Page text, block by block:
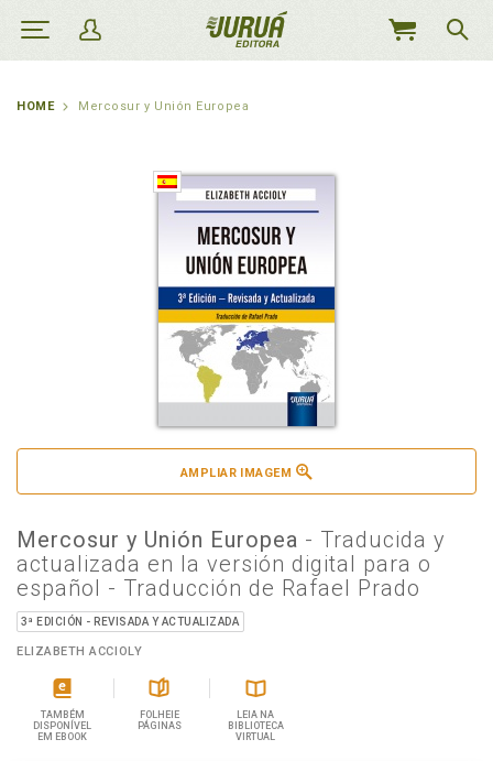
MEU
HOME Mercosur y Unión Europea
AMPLIAR IMAGEM
Mercosur y Unión Europea - Traducida y
actualizada en la versión digital para o
español - Traducción de Rafael Prado
3ª EDICIÓN - REVISADA Y ACTUALIZADA
ELIZABETH ACCIOLY
TAMBÉM
DISPONÍVEL
EM EBOOK
FOLHEIE
PÁGINAS
LEIA NA
BIBLIOTECA
VIRTUAL